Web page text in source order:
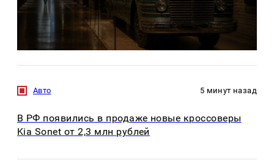
Авто 5 минут назад
В РФ появились в продаже новые кроссоверы
Kia Sonet от 2,3 млн рублей